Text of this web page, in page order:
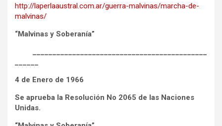
http://laperlaaustral.com.ar/guerra-malvinas/marcha-de-
malvinas/
“Malvinas y Soberanía”
4 de Enero de 1966
Se aprueba la Resolución No 2065 de las Naciones
Unidas.